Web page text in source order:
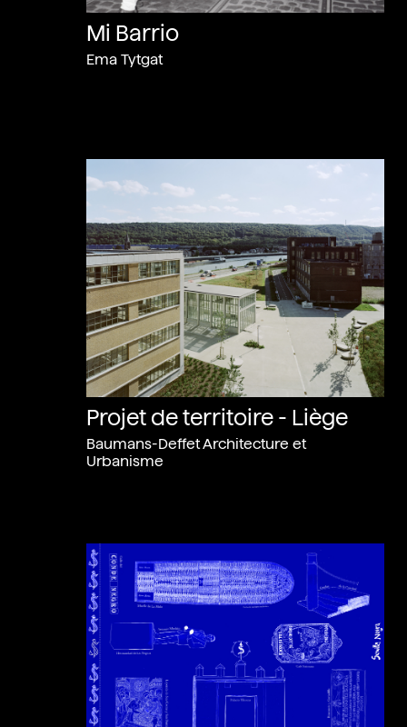
Mi Barrio
Ema Tytgat
Projet de territoire - Liège
Baumans-Deffet Architecture et
Urbanisme